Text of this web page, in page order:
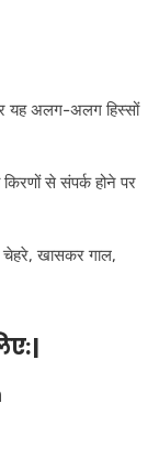
यह अलग-अलग हिस्सों
से संपर्क होने पर
खासकर गाल,
|